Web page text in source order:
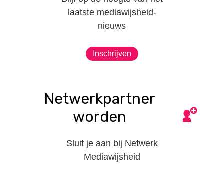
laatste mediawijsheid-
nieuws
Inschrijven
Netwerkpartner
worden
Sluit je aan bij Netwerk
Mediawijsheid